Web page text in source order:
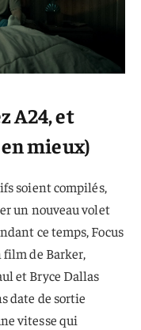
A24, et
mieux)
soient compilés,
un nouveau volet
ce temps, Focus
film de Barker,
et Bryce Dallas
date de sortie
vitesse qui